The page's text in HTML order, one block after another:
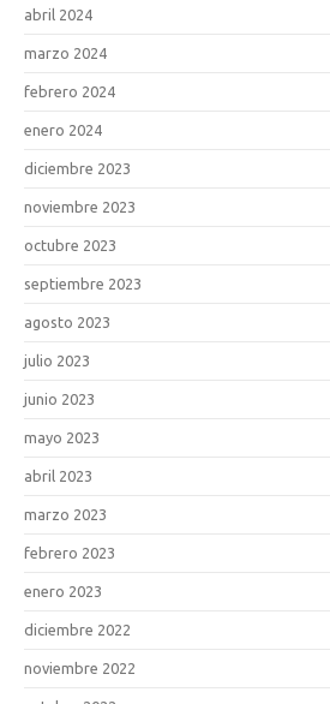
abril 2024
marzo 2024
febrero 2024
enero 2024
diciembre 2023
noviembre 2023
octubre 2023
septiembre 2023
agosto 2023
julio 2023
junio 2023
mayo 2023
abril 2023
marzo 2023
febrero 2023
enero 2023
diciembre 2022
noviembre 2022